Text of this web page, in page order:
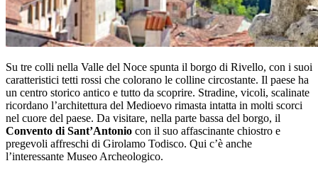
Su tre colli nella Valle del Noce spunta il borgo di Rivello, con i suoi
caratteristici tetti rossi che colorano le colline circostante. Il paese ha
un centro storico antico e tutto da scoprire. Stradine, vicoli, scalinate
ricordano l’architettura del Medioevo rimasta intatta in molti scorci
nel cuore del paese. Da visitare, nella parte bassa del borgo, il
Convento di Sant’Antonio con il suo affascinante chiostro e
pregevoli affreschi di Girolamo Todisco. Qui c’è anche
l’interessante Museo Archeologico.